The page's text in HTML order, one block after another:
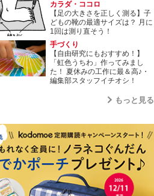
カラダ・ココロ
【足の大きさを正しく測る】子
どもの靴の最適サイズは？ 月に
1回は測り直そう！
手づくり
【自由研究にもおすすめ！】
「虹色うちわ」作ってみまし
た！ 夏休みの工作に最＆高♪・
編集部スタッフイチオシ！
もっと見る